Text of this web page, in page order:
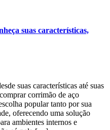
suas características,
suas características até suas
corrimão de aço
popular tanto por sua
oferecendo uma solução
ambientes internos e